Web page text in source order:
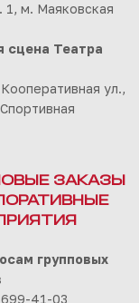
1, м. Маяковская
сцена Театра
ул.,
ЗАКАЗЫ
групповых
41-03